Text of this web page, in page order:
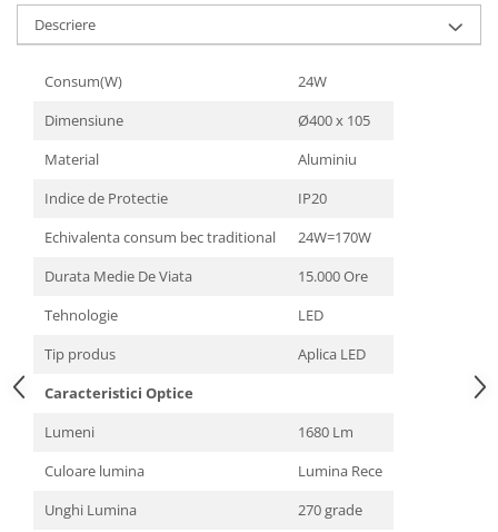
Descriere
Consum(W)
24W
Dimensiune
Ø400 x 105
Material
Aluminiu
Indice de Protectie
IP20
Echivalenta consum bec traditional
24W=170W
Durata Medie De Viata
15.000 Ore
Tehnologie
LED
Tip produs
Aplica LED
Caracteristici Optice
Lumeni
1680 Lm
Culoare lumina
Lumina Rece
Unghi Lumina
270 grade